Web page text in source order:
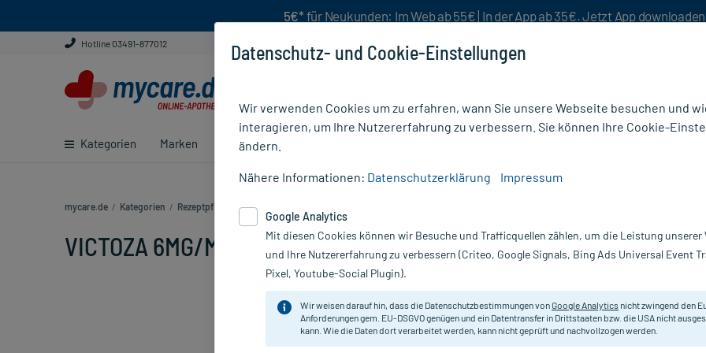
5€* für Neukunden: Im Web ab 55€ | In der App ab 35€. Jetzt App downloaden
Hotline 03491-877012
Kategorien Marken Ratgeber
mycare.de / Kategorien / Rezeptpflichtige Medikamente
VICTOZA 6MG/ML INJ LOES, 2X3 ml VICTOZA 6 mg/ml
Inhalt:
PZN:
Hersteller:
Datenschutz- und Cookie-Einstellungen
Wir verwenden Cookies um zu erfahren, wann Sie unsere Webseite besuchen und
interagieren, um Ihre Nutzererfahrung zu verbessern. Sie können Ihre Cookie-
ändern.
Nähere Informationen: Datenschutzerklärung Impressum
Google Analytics
Mit diesen Cookies können wir Besuche und Trafficquellen zählen, um die Leistung unserer
und Ihre Nutzererfahrung zu verbessern (Criteo, Google Signals, Bing Ads Universal Event
Pixel, Youtube-Social Plugin).
Wir weisen darauf hin, dass die Datenschutzbestimmungen vonGoogle Analytics nicht zwingend den
Anforderungen gem. EU-DSGVO genügen und ein Datentransfer in Drittstaaten bzw. die USA nicht
kann. Wie die Daten dort verarbeitet werden, kann nicht geprüft und nachvollzogen werden.